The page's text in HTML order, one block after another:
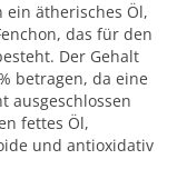
ein ätherisches Öl,
das für den
Der Gehalt
betragen, da eine
ausgeschlossen
fettes Öl,
und antioxidativ